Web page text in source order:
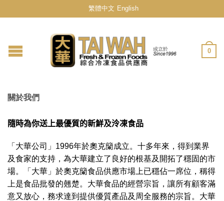
繁體中文 English
0
關於我們
隨時為你送上最優質的新鮮及泠凍食品
「大華公司」1996年於奧克籣成立。十多年來，得到業界
及食家的支持，為大華建立了良好的根基及開拓了穩固的市
場。「大華」於奧克籣食品供應市場上已穩佔一席位，稱得
上是食品批發的翹楚。大華食品的經營宗旨，讓所有顧客滿
意又放心，務求達到提供優質產品及周全服務的宗旨。大華